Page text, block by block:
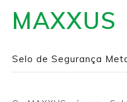
MAXXUS
Selo de Segurança